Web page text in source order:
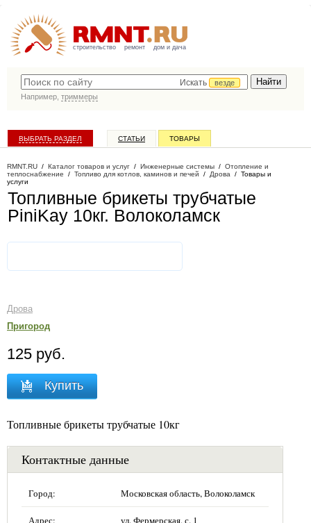
строительство ремонт дом и дача
Искать
везде
Например, триммеры
ВЫБРАТЬ РАЗДЕЛ СТАТЬИ ТОВАРЫ
RMNT.RU / Каталог товаров и услуг / Инженерные системы / Отопление и
теплоснабжение / Топливо для котлов, каминов и печей / Дрова / Товары и
услуги
Топливные брикеты трубчатые
PiniKay 10кг. Волоколамск
Дрова
Пригород
125 руб.
Купить
Топливные брикеты трубчатые 10кг
Контактные данные
Город: Московская область, Волоколамск
Адрес: ул. Фермерская, с. 1